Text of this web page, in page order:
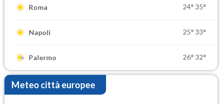
Roma 24° 35°
Napoli 25° 33°
Palermo 26° 32°
Meteo città europee